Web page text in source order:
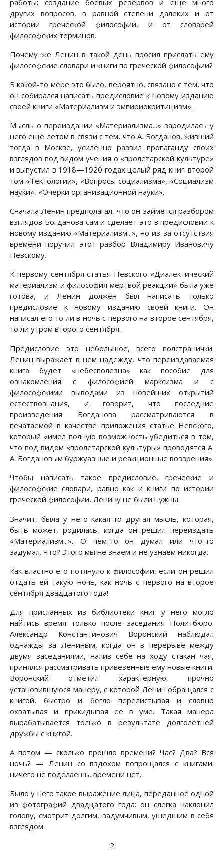
работы; создание боевых резервов и еще много
других вопросов, в равной степени далеких и от
истории греческой философии, и от словарей
философских терминов.
Почему же Ленин в такой день просил прислать ему
философские словари и книги по греческой философии?
В какой-то мере это было, вероятно, связано с тем, что
он собирался написать предисловие к новому изданию
своей книги «Материализм и эмпириокритицизм».
Мысль о переиздании «Материализма...» зародилась у
него еще летом в связи с тем, что А. Богданов, живший
тогда в Москве, усиленно развил пропаганду своих
взглядов под видом учения о «пролетарской культуре»
и выпустил в 1918—1920 годах целый ряд книг: второй
том «Тектологии», «Вопросы социализма», «Социализм
науки», «Очерки организационной науки».
Сначала Ленин предполагал, что он займется разбором
взглядов Богданова сам и сделает это в предисловии к
новому изданию «Материализм...», но из-за отсутствия
времени поручил этот разбор Владимиру Ивановичу
Невскому.
К первому сентября статья Невского «Диалектический
материализм и философия мертвой реакции» была уже
готова, и Ленин должен был написать только
предисловие к новому изданию своей книги. Он
написал его то ли в ночь с первого на второе сентября,
то ли утром второго сентября.
Предисловие это небольшое, всего полстранички.
Ленин выражает в нем надежду, что переиздаваемая
книга будет «небесполезна» как пособие для
ознакомления с философией марксизма и с
философскими выводами из новейших открытий
естествознания, и говорит, что последние
произведения Богданова рассматриваются в
печатаемой в качестве приложения статье Невского,
который «имел полную возможность убедиться в том,
что под видом «пролетарской культуры» проводятся А.
А. Богдановым буржуазные и реакционные воззрения».
Чтобы написать такое предисловие, греческие и
философские словари, равно как и книги по истории
греческой философии, Ленину не были нужны.
Значит, была у него какая-то другая мысль, которая,
быть может, родилась, когда он решил переиздать
«Материализм...». О чем-то он думал или что-то
задумал. Что? Этого мы не знаем и не узнаем никогда.
Как властно его потянуло к философии, если он решил
отдать ей такую ночь, как ночь с первого на второе
сентября двадцатого года!
Для присланных из библиотеки книг у него могло
найтись время только после заседания Политбюро.
Александр Константинович Воронский наблюдал
однажды за Лениным, когда он в перерыве между
двумя заседаниями, налив себе на ходу стакан чая,
принялся рассматривать привезенные ему новые книги.
Воронский отметил характерную, прочно
установившуюся манеру, с которой Ленин обращался с
книгой, быстро и бегло перелистывая и словно
охватывая и прикидывая ее в уме. Такая манера
вырабатывается только в результате долголетней
дружбы с книгой.
А потом — сколько прошло времени? Час? Два? Вся
ночь? — Ленин со вздохом попрощался с книгами:
ничего не поделаешь, времени нет.
Было у него такое выражение лица, переданное одной
из фотографий двадцатого года: он слегка наклонил
голову, смотрит долгим, задумчивым, ушедшим в себя
взглядом.
2